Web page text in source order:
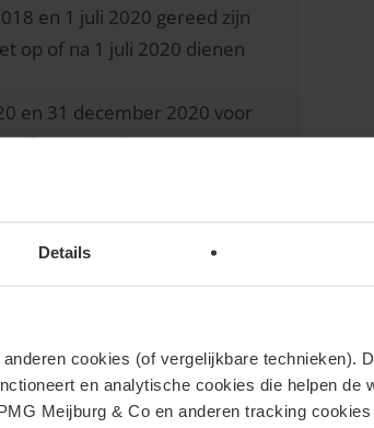
Details
cookies (of vergelijkbare technieken).
en analytische cookies die helpen de
Meijburg & Co en anderen tracking
en 1 juli 2020 gereed zijn
op of na 1 juli 2020 dienen
en 31 december 2020 voor
of waarvan de eerste stap van
vanaf 1 januari 2021 te
of inlichtingen met
2021 te worden verstrekt.
hebben verstrekt met
hulpintermediairs)
dertig dagen vanaf